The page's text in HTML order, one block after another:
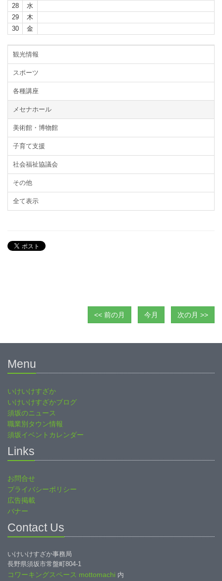
28
水
29
木
30
金
観光情報
スポーツ
各種講座
メセナホール
美術館・博物館
子育て支援
社会福祉協議会
その他
全て表示
<< 前の月 今月 次の月 >>
Menu
いけいけすざか
いけいけすざかブログ
須坂のニュース
職業別タウン情報
須坂イベントカレンダー
Links
お問合せ
プライバシーポリシー
広告掲載
バナー
Contact Us
いけいけすざか事務局
長野県須坂市常盤町804-1
コワーキングスペース mottomachi 内